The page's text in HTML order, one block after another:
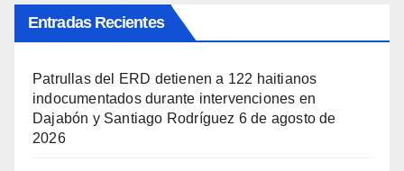
Entradas Recientes
Patrullas del ERD detienen a 122 haitianos
indocumentados durante intervenciones en
Dajabón y Santiago Rodríguez 6 de agosto de
2026